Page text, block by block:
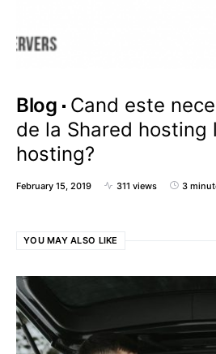
Blog
Cand este
de la Shared hosting
hosting?
February 15, 2019 311 views 3
YOU MAY ALSO LIKE